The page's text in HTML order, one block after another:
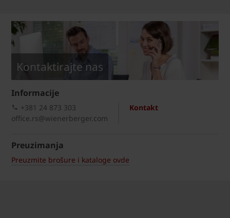
Kontaktirajte nas
Informacije
Kontakt
+381 24 873 303
office.rs@wienerberger.com
Preuzimanja
Preuzmite brošure i kataloge ovde